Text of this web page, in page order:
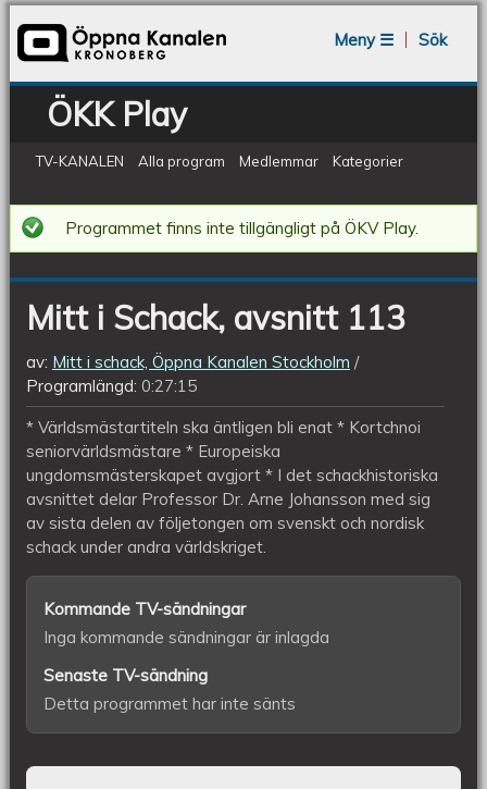
Meny ☰
Sök
ÖKK Play
TV-KANALEN Alla program Medlemmar Kategorier
Mitt
i
Schack,
avsnitt
113
Programmet finns inte tillgängligt på ÖKV Play.
Mitt i Schack, avsnitt 113
av: Mitt i schack, Öppna Kanalen Stockholm
Programlängd: 0:27:15
* Världsmästartiteln ska äntligen bli enat * Kortchnoi
seniorvärldsmästare * Europeiska
ungdomsmästerskapet avgjort * I det schackhistoriska
avsnittet delar Professor Dr. Arne Johansson med sig
av sista delen av följetongen om svenskt och nordisk
schack under andra världskriget.
Kommande TV-sändningar
Inga kommande sändningar är inlagda
Senaste TV-sändning
Detta programmet har inte sänts